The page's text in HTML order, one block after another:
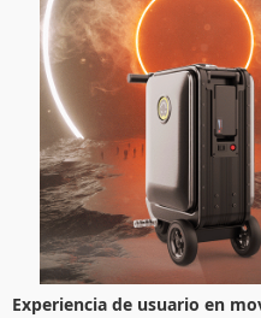
Experiencia de usuario en